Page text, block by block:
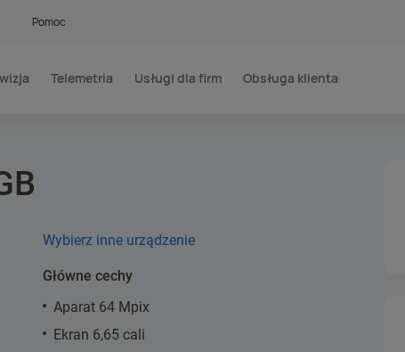
Pomoc
Telemetria Usługi dla firm Obsługa klienta
Wybierz inne urządzenie
Główne cechy
Aparat 64 Mpix
Ekran 6,65 cali